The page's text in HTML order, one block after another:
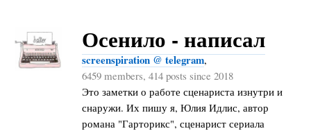
Осенило - написал
screenspiration @ telegram,
6459 members, 414 posts since 2018
Это заметки о работе сценариста изнутри и
снаружи. Их пишу я, Юлия Идлис, автор
романа "Гарторикс", сценарист сериала